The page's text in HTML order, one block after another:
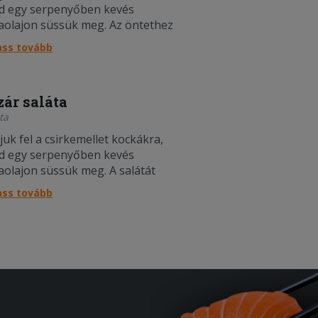
egy serpenyőben kevés
süssük meg. Az öntethez
szerint keverjünk össze
majonézzel, mustárral,
vágjuk kisebb dar....
tovább
saláta
fel a csirkemellet kockákra,
egy serpenyőben kevés
süssük meg. A salátát
szét leveleire, majd a
és az uborkát vágjuk
tovább